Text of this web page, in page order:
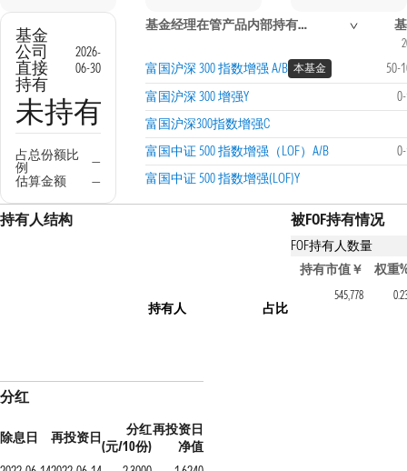
基金
公司
直接
持有
2026-
06-30
未持有
占总份额比
例
—
估算金额
—
基金经理在管产品内部持有信息
富国沪深 300 指数增强 A/B 本基金
50-
富国沪深 300 增强Y
富国沪深300指数增强C
富国中证 500 指数增强（LOF）A/B
富国中证 500 指数增强(LOF)Y
持有人结构
持有人 占比
被FOF持有情况
FOF持有人数量
持有该基金的FOF产
持有市值￥ 权重
南方养老目标2050五年
545,778
分红
除息日 再投资日
分红
(元/10份)
再投资日
净值